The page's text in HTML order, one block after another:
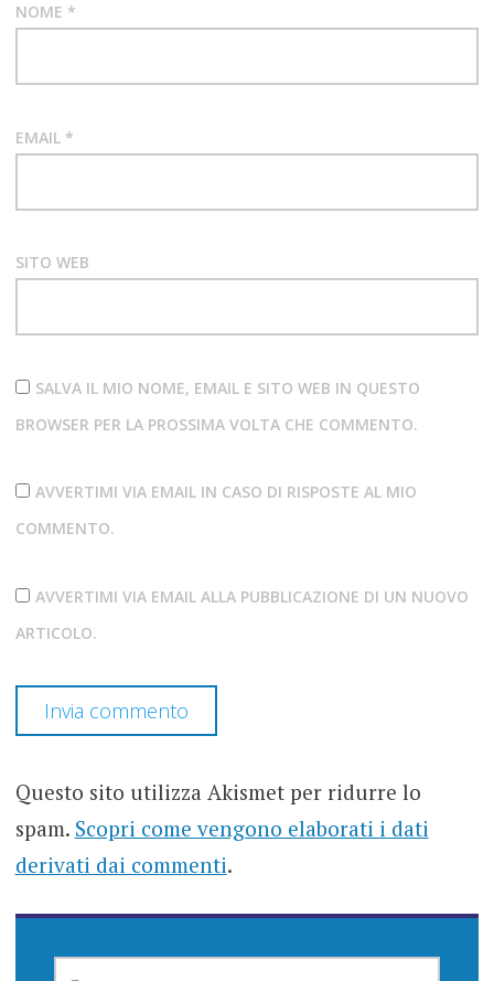
NOME *
EMAIL *
SITO WEB
SALVA IL MIO NOME, EMAIL E SITO WEB IN QUESTO
BROWSER PER LA PROSSIMA VOLTA CHE COMMENTO.
AVVERTIMI VIA EMAIL IN CASO DI RISPOSTE AL MIO
COMMENTO.
AVVERTIMI VIA EMAIL ALLA PUBBLICAZIONE DI UN NUOVO
ARTICOLO.
Questo sito utilizza Akismet per ridurre lo
spam. Scopri come vengono elaborati i dati
derivati dai commenti.